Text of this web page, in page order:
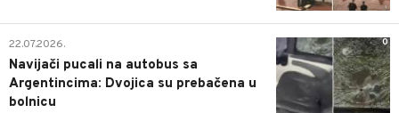
0
22.07.2026.
Navijači pucali na autobus sa
Argentincima: Dvojica su prebačena u
bolnicu